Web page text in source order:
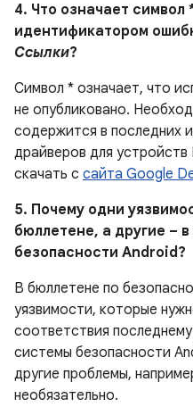
4. Что означает символ
идентификатором
Ссылки?
Символ * означает, что
не опубликовано.
содержится в последних
драйверов для
скачать с сайта Google
5. Почему одни
бюллетене, а другие –
безопасности Android?
В бюллетене по
уязвимости, которые
соответствия
системы безопасности
другие проблемы,
необязательно.